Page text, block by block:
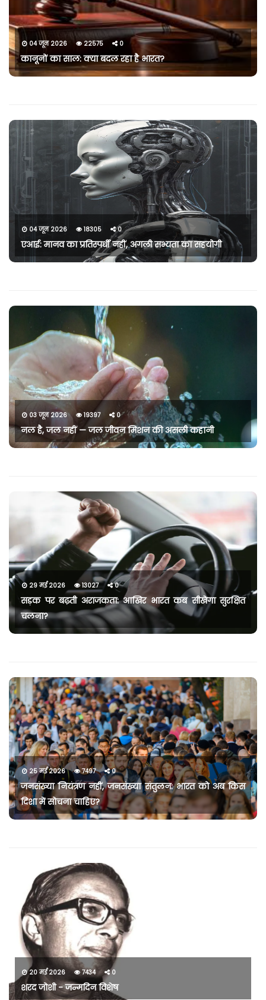
04 जून 2026 22575 0
कानूनों का साल: क्या बदल रहा है भारत?
04 जून 2026 18305 0
एआई: मानव का प्रतिस्पर्धी नहीं, अगली सभ्यता का सहयोगी
03 जून 2026 19397 0
नल है, जल नहीं — जल जीवन मिशन की असली कहानी
29 मई 2026 13027 0
सड़क पर बढ़ती अराजकता: आखिर भारत कब सीखेगा सुरक्षित
चलना?
25 मई 2026 7497 0
जनसंख्या नियंत्रण नहीं, जनसंख्या संतुलन: भारत को अब किस
दिशा में सोचना चाहिए?
20 मई 2026 7434 0
शरद जोशी - जन्मदिन विशेष